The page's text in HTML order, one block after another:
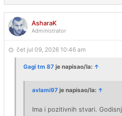
AsharaK
Administrator
čet jul 09, 2026 10:46 am
Gagi tm 87 je napisao/la: ↑
avlami97 je napisao/la: ↑
Ima i pozitivnih stvari.